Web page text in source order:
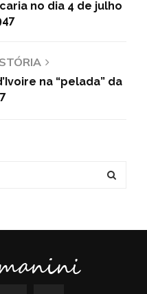
no dia 4 de julho
na “pelada” da
E